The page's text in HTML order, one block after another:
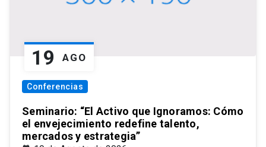
19 AGO
Conferencias
Seminario: “El Activo que Ignoramos: Cómo
el envejecimiento redefine talento,
mercados y estrategia”